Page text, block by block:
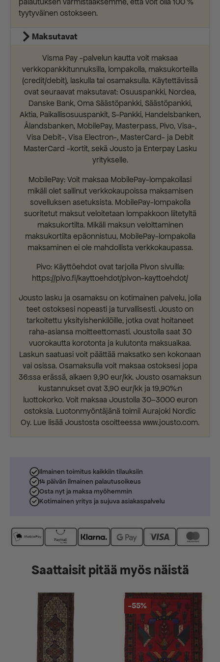
tyytyväinen ostokseen.
Maksutavat
Visma Pay -palvelun kautta voit maksaa
verkkopankkitunnuksilla, lompakolla, maksukorteilla
(credit/debit), laskulla tai osamaksulla. Käytettävissä
ovat seuraavat maksutavat: Osuuspankki, Nordea,
Danske Bank, Oma Säästöpankki, Säästöpankki,
Aktia, Paikallisosuuspankit, S-Pankki, Handelsbanken,
Ålandsbanken, MobilePay, Masterpass, Pivo, Visa-,
Visa Debit-, Visa Electron-, MasterCard- ja Debit
MasterCard -kortit, sekä Jousto ja Enterpay Lasku
yritykselle.
MobilePay: Voit maksaa MobilePay-lompakollasi
mikäli olet sallinut verkkokaupoissa maksamisen
sovelluksen asetuksista. MobilePay-lompakolla
suoritetut maksut veloitetaan lompakkoon liitetyltä
maksukortilta. Mikäli maksun veloittaminen
maksukortilta epäonnistuu, MobilePay-lompakolla
maksaminen ei ole mahdollista verkkokaupassa.
Pivo: Käyttöehdot ovat tarjolla Pivon sivuilla:
https://pivo.fi/kayttoehdot/pivon-kayttoehdot/
Jousto lasku ja osamaksu on kotimainen palvelu, jolla
teet ostoksesi nopeasti ja turvallisesti. Jousto on
tarkoitettu yksityishenkilöille, jotka ovat hoitaneet
raha-asiansa moitteettomasti. Joustolla saat 30
vuorokautta korotonta ja kulutonta maksuaikaa.
Laskun saatuasi voit päättää maksatko sen kokonaan
vai osissa. Osamaksulla voit maksaa ostoksesi jopa
36:ssa erässä, alkaen 9,90 eur/kk. Jousto osamaksun
kustannukset ovat 3,90 eur/kk ja 19,90%:n
luottokorko. Voit maksaa Joustolla 30–3000 euron
ostoksia. Luotonmyöntäjänä toimii Aurajoki Nordic
Oy. Lue lisää Joustosta osoitteessa www.jousto.com.
Ilmainen toimitus kaikkiin tilauksiin
14 päivän ilmainen palautusoikeus
Osta nyt ja maksa myöhemmin
Kotimainen yritys ja sujuva asiakaspalvelu
Saattaisit pitää myös näistä
-55%